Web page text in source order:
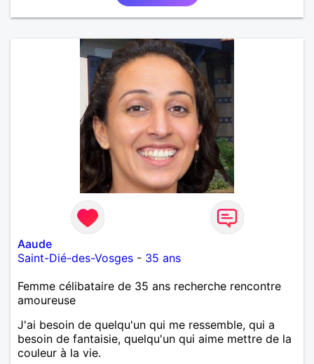
Aaude
Saint-Dié-des-Vosges - 35 ans
Femme célibataire de 35 ans recherche rencontre
amoureuse
J'ai besoin de quelqu'un qui me ressemble, qui a
besoin de fantaisie, quelqu'un qui aime mettre de la
couleur à la vie.